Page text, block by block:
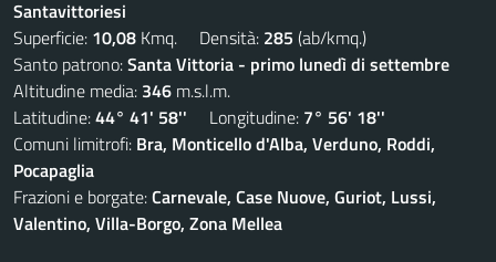
Santavittoriesi
Superficie: 10,08 Kmq. Densità: 285 (ab/kmq.)
Santo patrono:Santa Vittoria - primo lunedì di settembre
Altitudine media: 346 m.s.l.m.
Latitudine:44° 41' 58'' Longitudine: 7° 56' 18''
Comuni limitrofi: Bra, Monticello d'Alba, Verduno, Roddi,
Pocapaglia
Frazioni e borgate:Carnevale, Case Nuove, Guriot, Lussi,
Valentino, Villa-Borgo, Zona Mellea